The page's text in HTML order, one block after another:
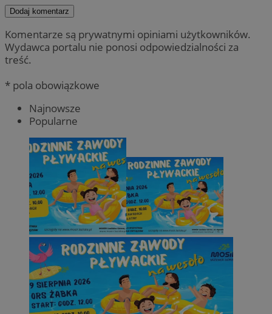
Dodaj komentarz
Komentarze są prywatnymi opiniami użytkowników.
Wydawca portalu nie ponosi odpowiedzialności za
treść.
* pola obowiązkowe
Najnowsze
Popularne